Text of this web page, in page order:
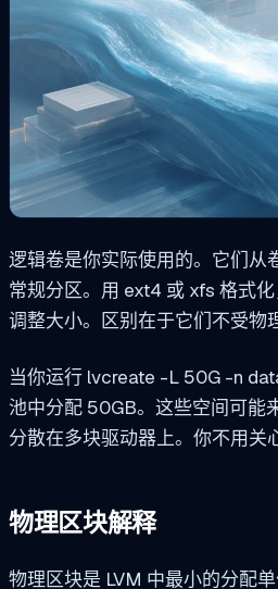
逻辑卷是你实际使用的。它们从
常规分区。用 ext4 或 xfs 格式
调整大小。区别在于它们不受物
当你运行 lvcreate -L 50G -n
池中分配 50GB。这些空间可能
分散在多块驱动器上。你不用关
物理区块解释
物理区块是 LVM 中最小的分配